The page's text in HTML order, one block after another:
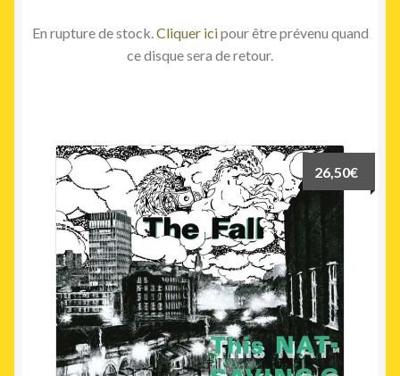
En rupture de stock. Cliquer icipour être prévenu quand
ce disque sera de retour.
26,50€